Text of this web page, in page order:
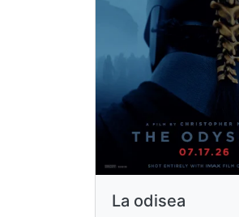
La odisea